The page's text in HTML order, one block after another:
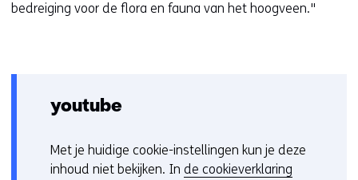
bedreiging voor de flora en fauna van het hoogveen."
youtube
C
o
Met je huidige cookie-instellingen kun je deze
inhoud niet bekijken. In de cookieverklaring